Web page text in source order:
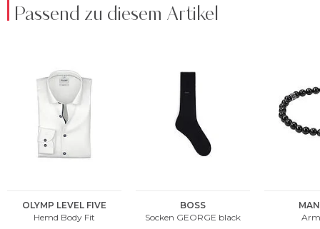
Passend zu diesem Artikel